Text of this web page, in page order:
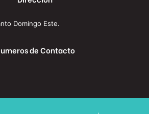
Domingo Este.
de Contacto